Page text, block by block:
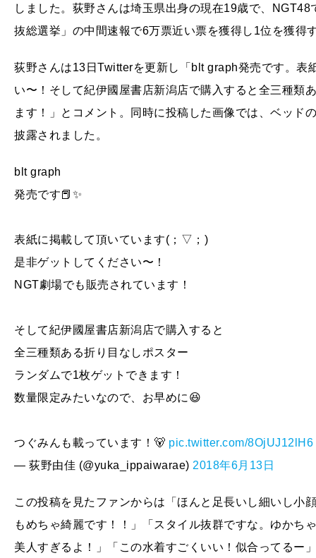
しました。荻野さんは埼玉県出身の現在19歳で、
抜総選挙」の中間速報で6万票近い票を獲得し1位を獲得
荻野さんは13日Twitterを更新し「blt graph発売です。表
い〜！そして紀伊國屋書店新潟店で購入すると全三種類
ます！」とコメント。同時に投稿した画像では、ベッド
披露されました。
blt graph
発売です📕✨
表紙に掲載して頂いています(；▽；)
是非ゲットしてください〜！
NGT劇場でも販売されています！
そして紀伊國屋書店新潟店で購入すると
全三種類ある折り目なしポスター
ランダムで1枚ゲットできます！
数量限定みたいなので、お早めに😆
つぐみんも載っています！🐻 pic.twitter.com/8OjUJ12lH6
— 荻野由佳 (@yuka_ippaiwarae) 2018年6月13日
この投稿を見たファンからは「ほんと足長いし細いし小
もめちゃ綺麗です！！」「スタイル抜群ですな。ゆかち
美人すぎるよ！」「この水着すごくいい！似合ってるー